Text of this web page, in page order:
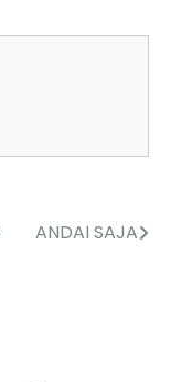
ANDAI SAJA